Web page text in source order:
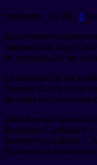
noviembre 19, 20220
Dos bomberos
internacional Jorge
de emergencia y un
La información fue
Partners (LAP) vía un
las vidas de los dos
Ellos han sido
Bomberos Garibaldi 6 y
Bomberos Garibaldi 7.
Bomberos